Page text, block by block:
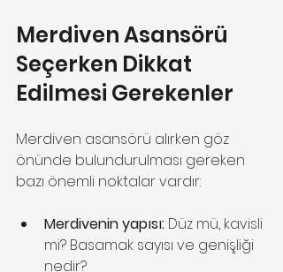
Merdiven Asansörü
Seçerken Dikkat
Edilmesi Gerekenler
Merdiven asansörü alırken göz
önünde bulundurulması gereken
bazı önemli noktalar vardır:
Merdivenin yapısı: Düz mü, kavisli
mi? Basamak sayısı ve genişliği
nedir?